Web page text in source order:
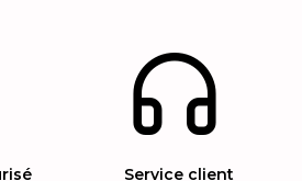
Service client